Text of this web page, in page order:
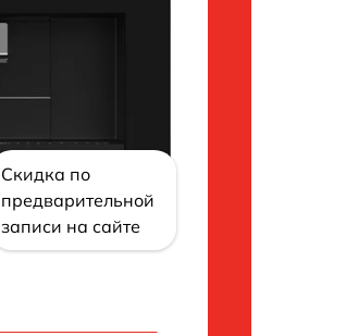
Скидка по
предварительной
записи на сайте